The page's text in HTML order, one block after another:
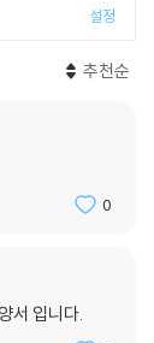
설정
추천순
0
서 입니다.